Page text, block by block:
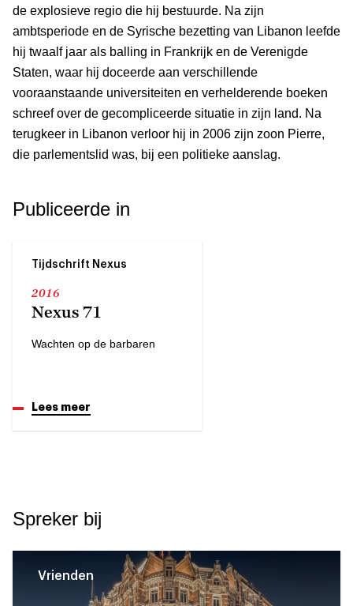
de explosieve regio die hij bestuurde. Na zijn
ambtsperiode en de Syrische bezetting van Libanon leefde
hij twaalf jaar als balling in Frankrijk en de Verenigde
Staten, waar hij doceerde aan verschillende
vooraanstaande universiteiten en verhelderende boeken
schreef over de gecompliceerde situatie in zijn land. Na
terugkeer in Libanon verloor hij in 2006 zijn zoon Pierre,
die parlementslid was, bij een politieke aanslag.
Publiceerde in
Tijdschrift Nexus
2016
Nexus 71
Wachten op de barbaren
Lees meer
Spreker bij
Vrienden